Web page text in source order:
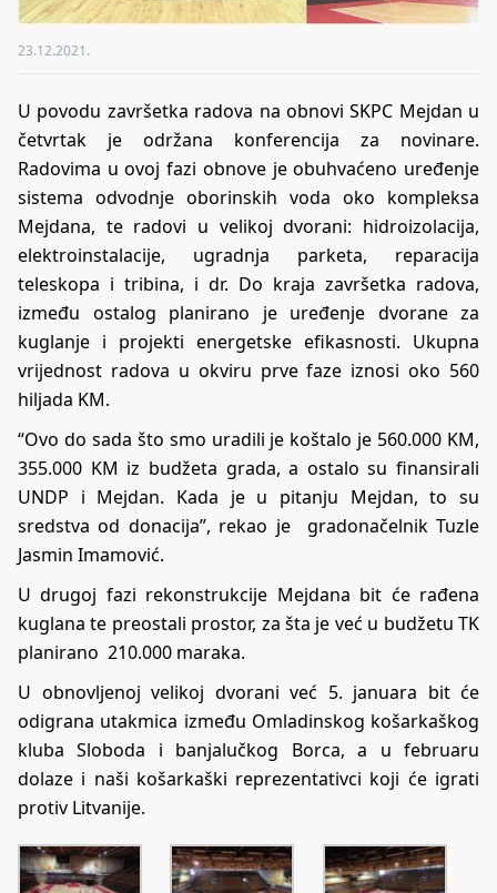
23.12.2021.
U povodu završetka radova na obnovi SKPC Mejdan u
četvrtak je održana konferencija za novinare.
Radovima u ovoj fazi obnove je obuhvaćeno uređenje
sistema odvodnje oborinskih voda oko kompleksa
Mejdana, te radovi u velikoj dvorani: hidroizolacija,
elektroinstalacije, ugradnja parketa, reparacija
teleskopa i tribina, i dr. Do kraja završetka radova,
između ostalog planirano je uređenje dvorane za
kuglanje i projekti energetske efikasnosti. Ukupna
vrijednost radova u okviru prve faze iznosi oko 560
hiljada KM.
“Ovo do sada što smo uradili je koštalo je 560.000 KM,
355.000 KM iz budžeta grada, a ostalo su finansirali
UNDP i Mejdan. Kada je u pitanju Mejdan, to su
sredstva od donacija”, rekao je gradonačelnik Tuzle
Jasmin Imamović.
U drugoj fazi rekonstrukcije Mejdana bit će rađena
kuglana te preostali prostor, za šta je već u budžetu TK
planirano 210.000 maraka.
U obnovljenoj velikoj dvorani već 5. januara bit će
odigrana utakmica između Omladinskog košarkaškog
kluba Sloboda i banjalučkog Borca, a u februaru
dolaze i naši košarkaški reprezentativci koji će igrati
protiv Litvanije.